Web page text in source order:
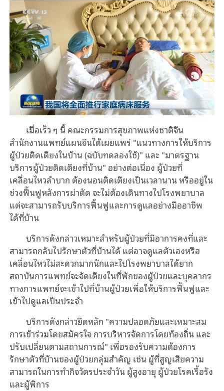
เมื่อเร็ว ๆ นี้ คณะกรรมการสุขภาพแห่งชาติจีน
สำนักงานแพทย์แผนจีนได้เผยแพร่ "แนวทางการให้บริการ
ผู้ป่วยติดเตียงในบ้าน (ฉบับทดลองใช้)" และ "มาตรฐาน
บริการผู้ป่วยติดเตียงที่บ้าน" อย่างต่อเนื่อง ผู้ป่วยที่
เคลื่อนไหวลำบาก ต้องนอนติดเตียงเป็นเวลานาน หรืออยู่ใน
ช่วงฟื้นฟูหลังการผ่าตัด จะไม่ต้องเดินทางไปโรงพยาบาล
แต่จะสามารถรับบริการฟื้นฟูและการดูแลอย่างมืออาชีพ
ได้ที่บ้าน
บริการดังกล่าวเหมาะสำหรับผู้ป่วยที่มีอาการคงที่และ
สามารถกลับไปรักษาตัวที่บ้านได้ แต่อาจดูแลตัวเองหรือ
เคลื่อนไหวไม่สะดวกมากนักและไปโรงพยาบาลได้ยาก
สถาบันการแพทย์จะจัดเตียงในที่พักของผู้ป่วยและบุคลากร
ทางการแพทย์จะเข้าไปที่บ้านผู้ป่วยเพื่อให้บริการฟื้นฟูและ
เข้าไปดูแลเป็นประจำ
บริการดังกล่าวยึดหลัก "ความปลอดภัยและเหมาะสม
การเข้าร่วมโดยสมัครใจ การบริหารจัดการโดยท้องถิ่น และ
ปรับเปลี่ยนตามสถานการณ์" เพื่อรองรับความต้องการ
รักษาตัวที่บ้านของผู้ป่วยกลุ่มสำคัญ เช่น ผู้ที่สูญเสียความ
สามารถในการทำกิจวัตรประจำวัน ผู้สูงอายุ ผู้ป่วยโรคเรื้อรัง
และผู้พิการ